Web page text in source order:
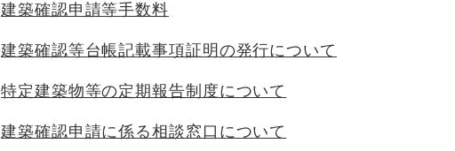
建築確認申請等手数料
建築確認等台帳記載事項証明の発行について
特定建築物等の定期報告制度について
建築確認申請に係る相談窓口について